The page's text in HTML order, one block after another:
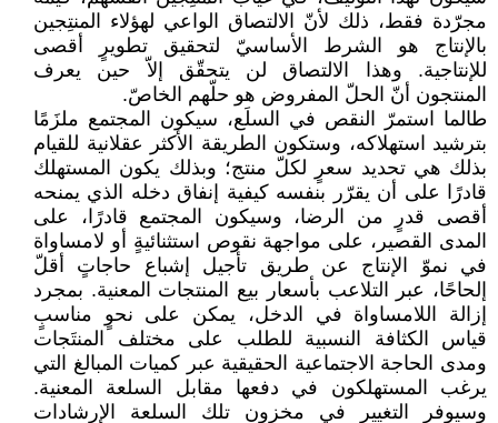
مجرّدة فقط، ذلك لأنّ الالتصاق الواعي لهؤلاء المنتِجين
بالإنتاج هو الشرط ‏الأساسيّ لتحقيق تطويرٍ أقصى
للإنتاجية. وهذا الالتصاق لن يتحقّق إلاّ حين يعرف
المنتجون أنّ الحلّ ‏المفروض هو حلّهم الخاصّ‎.‎
طالما استمرّ النقص في السلَع، سيكون المجتمع ملزَمًا
بترشيد استهلاكه، وستكون الطريقة الأكثر عقلانية ‏للقيام
بذلك هي تحديد سعرٍ لكلّ منتج؛ وبذلك يكون المستهلك
قادرًا على أن يقرّر بنفسه كيفية إنفاق دخله ‏الذي يمنحه
أقصى قدرٍ من الرضا، وسيكون المجتمع قادرًا، على
المدى القصير، على مواجهة نقوص ‏استثنائيةٍ أو لامساواة
في نموّ الإنتاج عن طريق تأجيل إشباع حاجاتٍ أقلّ
إلحاحًا، عبر التلاعب بأسعار ‏بيع المنتجات المعنية. بمجرد
إزالة اللامساواة في الدخل، يمكن على نحوٍ مناسبٍ
قياس الكثافة النسبية ‏للطلب على مختلف المنتَجات
ومدى الحاجة الاجتماعية الحقيقية عبر كميات المبالغ التي
يرغب ‏المستهلكون في دفعها مقابل السلعة المعنية.
وسيوفر التغيير في مخزون تلك السلعة الإرشادات